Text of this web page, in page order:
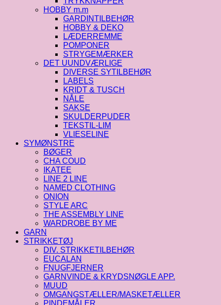
HOBBY m.m
GARDINTILBEHØR
HOBBY & DEKO
LÆDERREMME
POMPONER
STRYGEMÆRKER
DET UUNDVÆRLIGE
DIVERSE SYTILBEHØR
LABELS
KRIDT & TUSCH
NÅLE
SAKSE
SKULDERPUDER
TEKSTIL-LIM
VLIESELINE
SYMØNSTRE
BØGER
CHA COUD
IKATEE
LINE 2 LINE
NAMED CLOTHING
ONION
STYLE ARC
THE ASSEMBLY LINE
WARDROBE BY ME
GARN
STRIKKETØJ
DIV. STRIKKETILBEHØR
EUCALAN
FNUGFJERNER
GARNVINDE & KRYDSNØGLE APP.
MUUD
OMGANGSTÆLLER/MASKETÆLLER
PINDEMÅLER